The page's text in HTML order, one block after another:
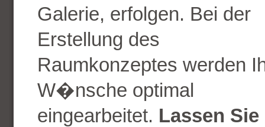
Galerie, erfolgen. Bei der
Erstellung des
Raumkonzeptes werden
W�nsche optimal
eingearbeitet. Lassen Sie